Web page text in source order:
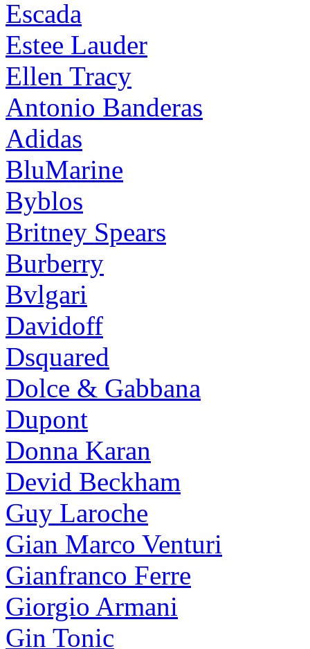
Escada
Estee Lauder
Ellen Tracy
Antonio Banderas
Adidas
BluMarine
Byblos
Britney Spears
Burberry
Bvlgari
Davidoff
Dsquared
Dolce & Gabbana
Dupont
Donna Karan
Devid Beckham
Guy Laroche
Gian Marco Venturi
Gianfranco Ferre
Giorgio Armani
Gin Tonic